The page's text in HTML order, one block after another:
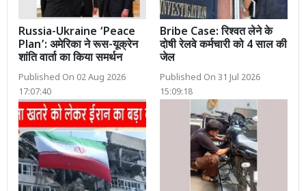
Russia-Ukraine ‘Peace
Plan’: अमेरिका ने रूस-यूक्रेन
शांति वार्ता का किया समर्थन
Published On 02 Aug 2026
17:07:40
Bribe Case: रिश्वत लेने के
दोषी रेलवे कर्मचारी को 4 साल की
जेल
Published On 31 Jul 2026
15:09:18